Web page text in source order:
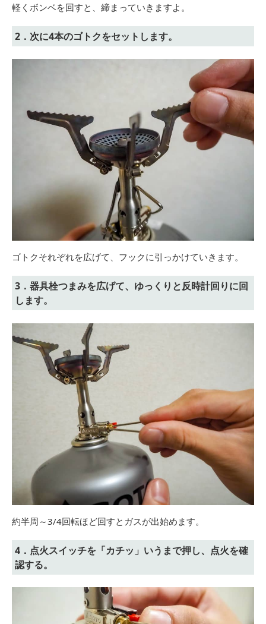
軽くボンベを回すと、締まっていきますよ。
2．次に4本のゴトクをセットします。
ゴトクそれぞれを広げて、フックに引っかけていきます。
3．器具栓つまみを広げて、ゆっくりと反時計回りに回
します。
約半周～3/4回転ほど回すとガスが出始めます。
4．点火スイッチを「カチッ」いうまで押し、点火を確
認する。